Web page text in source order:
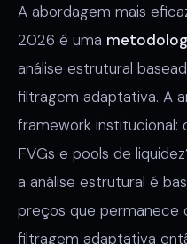
A abordagem mais
2026 é uma
análise estrutural
filtragem adaptativa. A
framework institucional:
FVGs e pools de
a análise estrutural é
preços que permanece
filtragem adaptativa